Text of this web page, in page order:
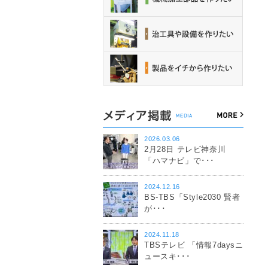
2026.03.06
2月28日 テレビ神奈川
「ハマナビ」で･･･
2024.12.16
BS-TBS「Style2030 賢者
が･･･
2024.11.18
TBSテレビ 「情報7daysニ
ュースキ･･･